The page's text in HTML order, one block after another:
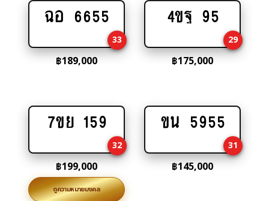
Add
cart
ฉอ 6655
33
฿189,000
Add
cart
4ขฐ 95
29
฿175,000
Add
cart
7ขย 159
32
฿199,000
ดูความหมายมงคล
Add
cart
ขน 5955
31
฿145,000